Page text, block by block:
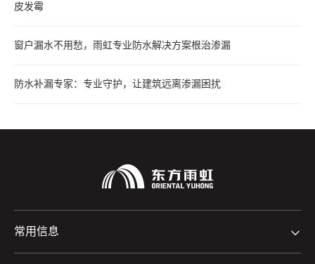
皮发霉
窗户漏水不用愁，雨虹专业防水解决方案根治渗漏
防水补漏专家：专业守护，让建筑远离渗漏困扰
常用信息